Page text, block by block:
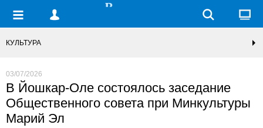
КУЛЬТУРА
03/07/2026
В Йошкар-Оле состоялось заседание
Общественного совета при Минкультуры
Марий Эл